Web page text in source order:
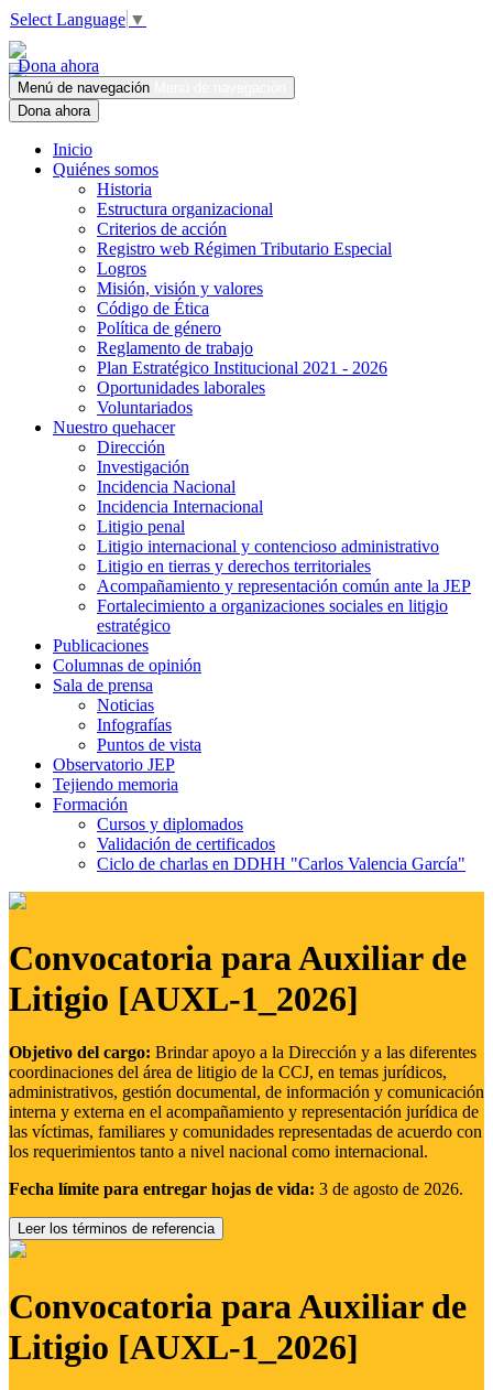
Select Language ▼
Dona ahora
Menú de navegación
Dona ahora
Inicio
Quiénes somos
Historia
Estructura organizacional
Criterios de acción
Registro web Régimen Tributario Especial
Logros
Misión, visión y valores
Código de Ética
Política de género
Reglamento de trabajo
Plan Estratégico Institucional 2021 - 2026
Oportunidades laborales
Voluntariados
Nuestro quehacer
Dirección
Investigación
Incidencia Nacional
Incidencia Internacional
Litigio penal
Litigio internacional y contencioso administrativo
Litigio en tierras y derechos territoriales
Acompañamiento y representación común ante la JEP
Fortalecimiento a organizaciones sociales en litigio
estratégico
Publicaciones
Columnas de opinión
Sala de prensa
Noticias
Infografías
Puntos de vista
Observatorio JEP
Tejiendo memoria
Formación
Cursos y diplomados
Validación de certificados
Ciclo de charlas en DDHH "Carlos Valencia García"
Convocatoria para Auxiliar de
Litigio [AUXL-1_2026]
Objetivo del cargo: Brindar apoyo a la Dirección y a las diferentes
coordinaciones del área de litigio de la CCJ, en temas jurídicos,
administrativos, gestión documental, de información y comunicación
interna y externa en el acompañamiento y representación jurídica de
las víctimas, familiares y comunidades representadas de acuerdo con
los requerimientos tanto a nivel nacional como internacional.
Fecha límite para entregar hojas de vida: 3 de agosto de 2026.
Leer los términos de referencia
Convocatoria para Auxiliar de
Litigio [AUXL-1_2026]